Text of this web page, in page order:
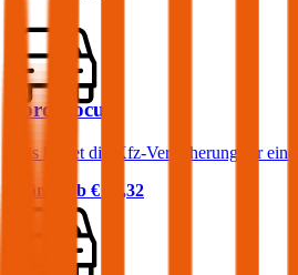
Ford Focus
Was kostet die Kfz-Versicherung für
Prämie ab € 32,32